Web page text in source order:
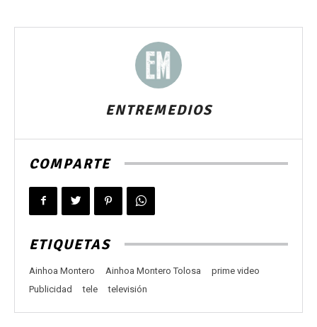
ENTREMEDIOS
COMPARTE
ETIQUETAS
Ainhoa Montero Ainhoa Montero Tolosa
prime video
Publicidad
tele televisión